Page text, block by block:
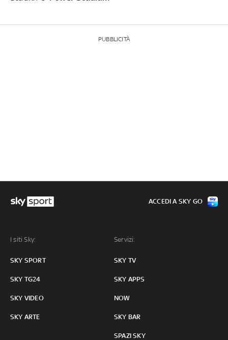
PUBBLICITÀ
I siti Sky:
SKY SPORT
SKY TG24
SKY VIDEO
SKY ARTE
Servizi:
SKY TV
SKY APPS
NOW
SKY BAR
SPAZI SKY
ACCEDI A SKY GO